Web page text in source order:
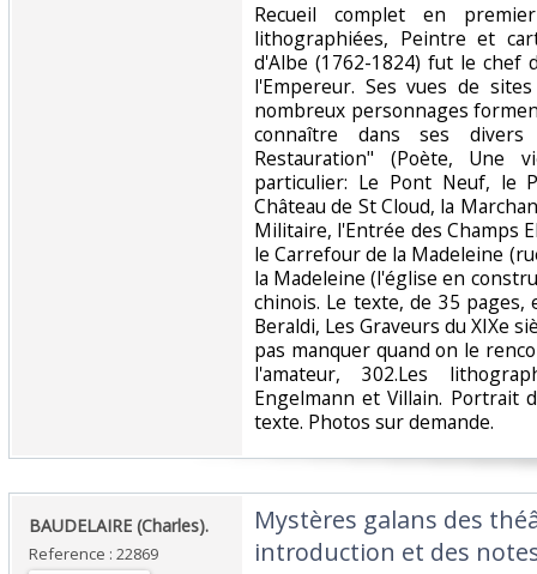
‎Recueil complet en
lithographiées, Peintre et
d'Albe (1762-1824) fut le chef
l'Empereur. Ses vues de
nombreux personnages
connaître dans ses
Restauration" (Poète,
particulier: Le Pont Neuf, le
Château de St Cloud, la
Militaire, l'Entrée des Champs
le Carrefour de la Madeleine
la Madeleine (l'église en
chinois. Le texte, de 35
Beraldi, Les Graveurs du XIXe
pas manquer quand on le
l'amateur, 302.Les
Engelmann et Villain. Portrait
texte. Photos sur demande.‎
‎BAUDELAIRE (Charles).‎
Reference : 22869
‎Mystères galans des
introduction et des